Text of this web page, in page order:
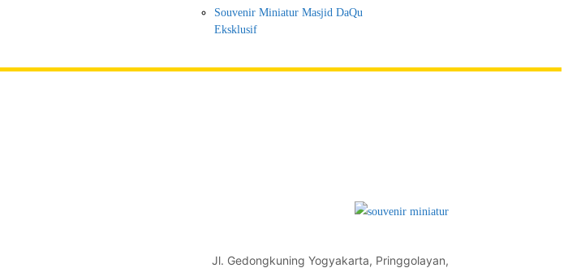
Souvenir Miniatur Masjid DaQu
Eksklusif
Jl. Gedongkuning Yogyakarta, Pringgolayan,